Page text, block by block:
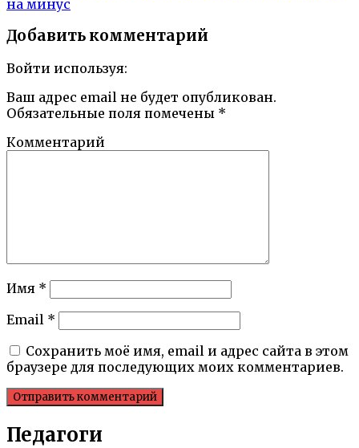
на минус
Добавить комментарий
Войти используя:
Ваш адрес email не будет опубликован.
Обязательные поля помечены *
Комментарий
Имя *
Email *
Сохранить моё имя, email и адрес сайта в этом
браузере для последующих моих комментариев.
Педагоги